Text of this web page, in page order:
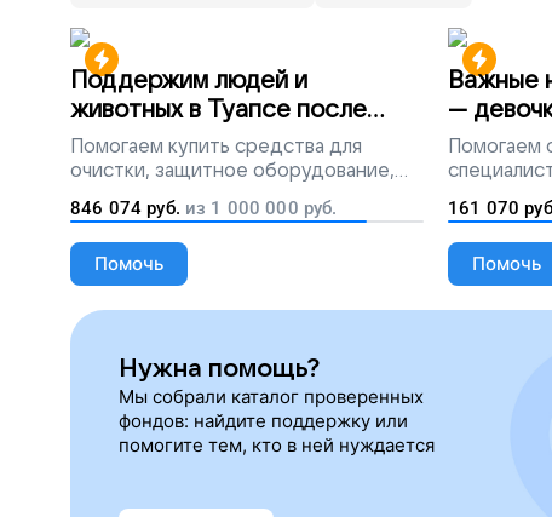
Поддержим людей и
животных в Туапсе после
разлива мазута
Помогаем купить средства для
очистки, защитное оборудование,
лекарства, корм и предметы первой
необходимости
846 074 руб. из 1 000 000 руб.
Помочь
Важные
—
Помогаем
161 070
Помочь
Нужна помощь?
Мы собрали каталог проверенных
фондов: найдите поддержку или
помогите тем, кто в ней нуждается